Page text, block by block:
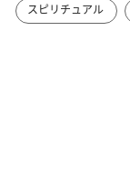
スピリチュアル